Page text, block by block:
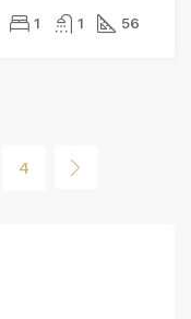
1 1 56
4